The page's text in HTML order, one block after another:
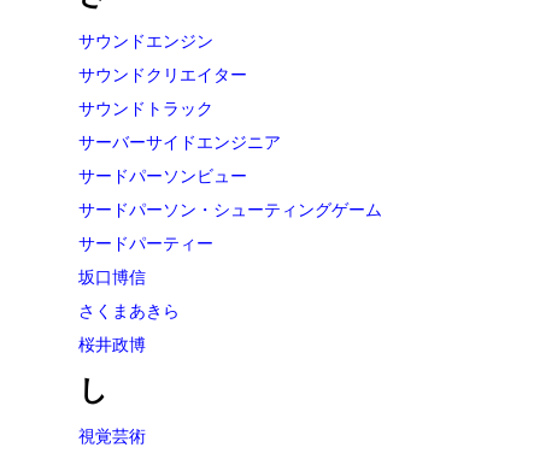
サウンドエンジン
サウンドクリエイター
サウンドトラック
サーバーサイドエンジニア
サードパーソンビュー
サードパーソン・シューティングゲーム
サードパーティー
坂口博信
さくまあきら
桜井政博
し
視覚芸術